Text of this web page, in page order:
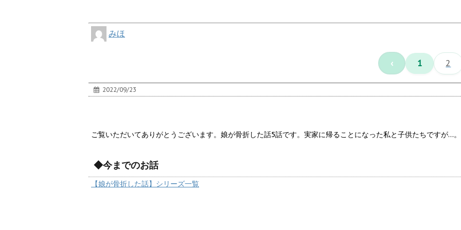
みほ
‹ 1 2
2022/09/23
ご覧いただいてありがとうございます。娘が骨折した話5話です。実家に帰ることになった私と子供たちですが…。
◆今までのお話
【娘が骨折した話】シリーズ一覧